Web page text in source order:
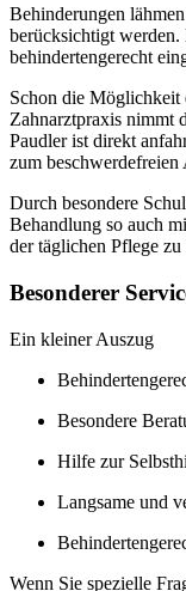
Behinderungen
berücksichtigt
behindertengerecht
Schon die Möglichkeit
Zahnarztpraxis nimmt
Paudler ist direkt
zum beschwerdefreien
Durch besondere
Behandlung so auch
der täglichen Pflege zu
Besonderer
Ein kleiner Auszug
Besondere
Hilfe zur
Langsame und
Wenn Sie spezielle